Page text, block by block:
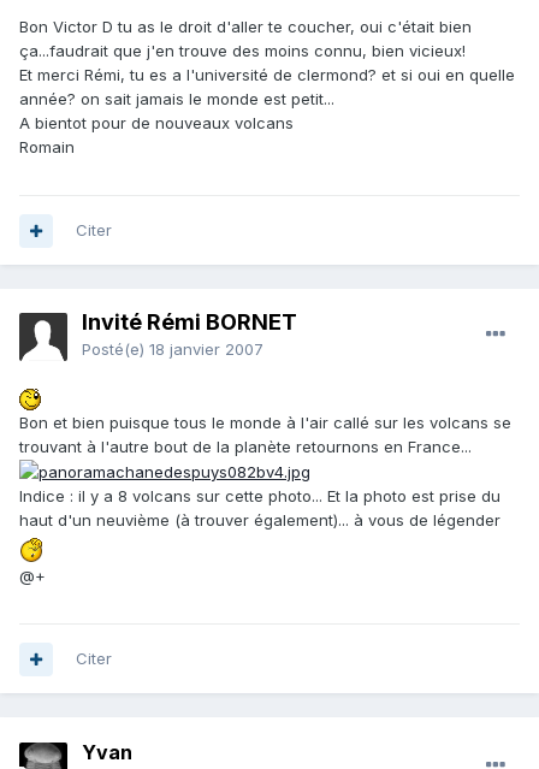
Bon Victor D tu as le droit d'aller te coucher, oui c'était bien
ça...faudrait que j'en trouve des moins connu, bien vicieux!
Et merci Rémi, tu es a l'université de clermond? et si oui en quelle
année? on sait jamais le monde est petit...
A bientot pour de nouveaux volcans
Romain
Citer
Invité Rémi BORNET
Posté(e) 18 janvier 2007
Bon et bien puisque tous le monde à l'air callé sur les volcans se
trouvant à l'autre bout de la planète retournons en France...
Indice : il y a 8 volcans sur cette photo... Et la photo est prise du
haut d'un neuvième (à trouver également)... à vous de légender
@+
Citer
Yvan